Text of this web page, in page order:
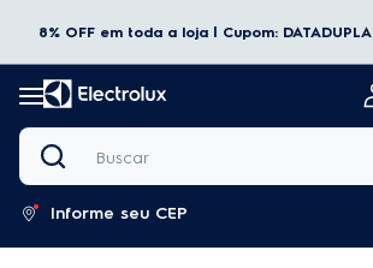
8% OFF em toda a loja | Cupom: DATADUPLA
Buscar
Informe seu CEP